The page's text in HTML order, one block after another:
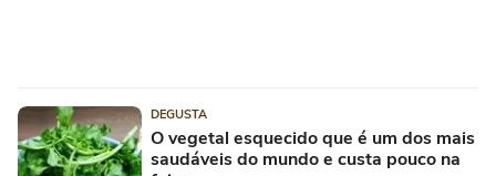
DEGUSTA
O vegetal esquecido que é um dos mais
saudáveis do mundo e custa pouco na